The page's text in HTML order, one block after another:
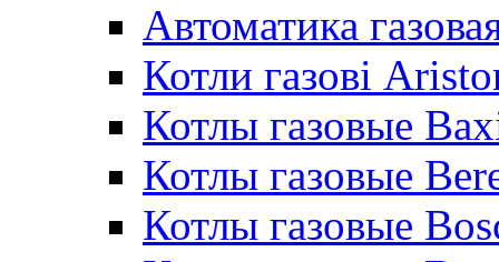
Автоматика
Котли газові
Котлы газовые
Котлы газовые
Котлы газовые